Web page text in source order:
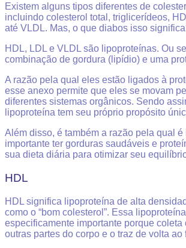
Existem alguns tipos diferentes de
incluindo colesterol total, triglicerídeos,
até VLDL. Mas, o que diabos isso
HDL, LDL e VLDL são lipoproteínas. Ou
combinação de gordura (lipídio) e uma
A razão pela qual eles estão ligados à
esse anexo permite que eles se movam
diferentes sistemas orgânicos. Sendo
lipoproteína tem seu próprio propósito
Além disso, é também a razão pela qual
importante ter gorduras saudáveis ​​e
sua dieta diária para otimizar seu
HDL
HDL significa lipoproteína de alta
como o “bom colesterol”. Essa
especificamente importante porque coleta
outras partes do corpo e o traz de volta ao